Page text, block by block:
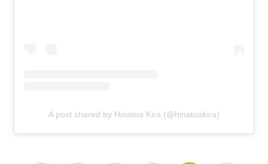
A post shared by Hinatoa Kira (@hinatoakira)